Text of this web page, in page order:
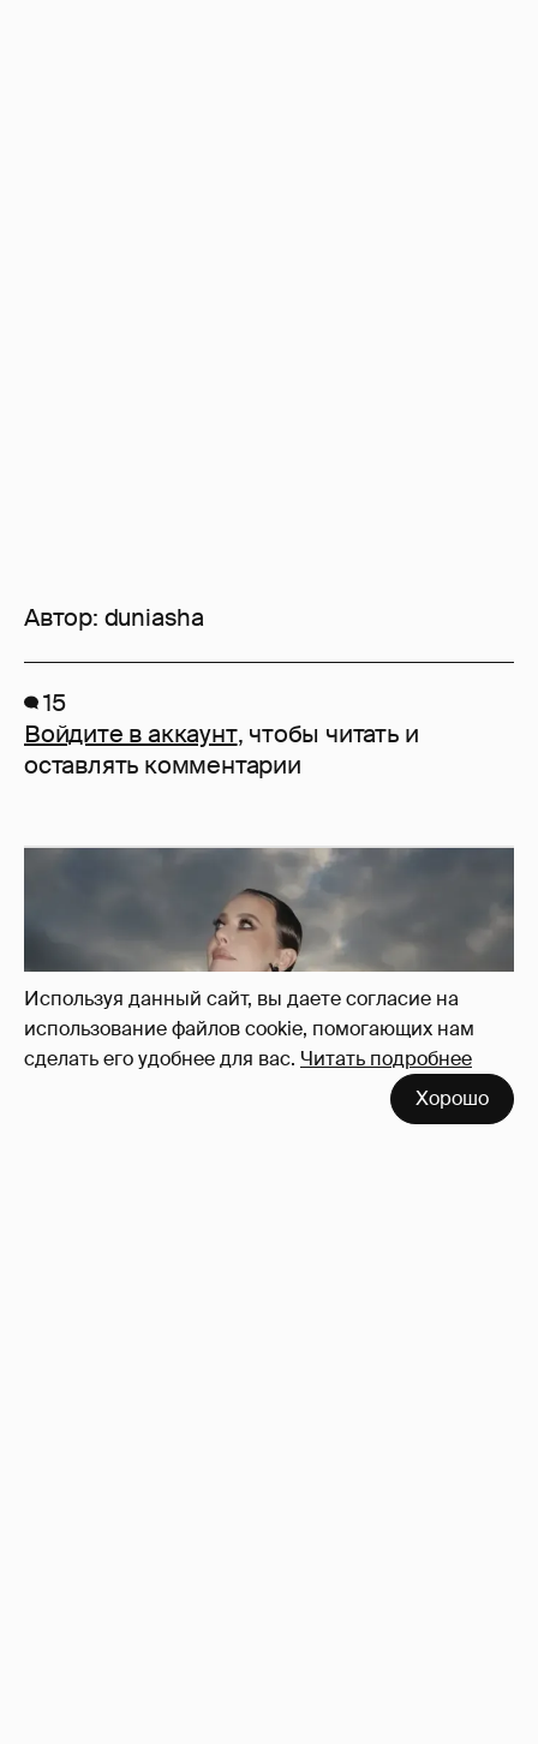
Используя данный сайт, вы даете согласие на
использование файлов cookie, помогающих нам
сделать его удобнее для вас. Читать подробнее
Хорошо
Автор: duniasha
15
Войдите в аккаунт, чтобы читать и
оставлять комментарии